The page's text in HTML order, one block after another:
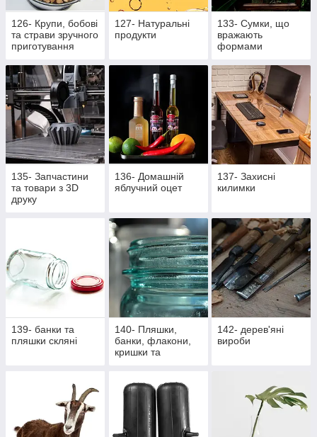
126- Крупи, бобові
та страви зручного
приготування
127- Натуральні
продукти
133- Сумки, що
вражають
формами
135- Запчастини
та товари з 3D
друку
136- Домашній
яблучний оцет
137- Захисні
килимки
139- банки та
пляшки скляні
140- Пляшки,
банки, флакони,
кришки та
закупорщики
142- дерев'яні
вироби